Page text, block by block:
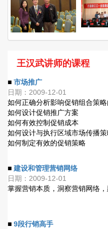
王汉武讲师的课程
■ 市场推广
日期：2009-12-01
如何正确分析影响促销组合策
如何设计促销推广方案
如何有效控制促销成本
如何设计与执行区域市场传播
如何制定有效的促销策略
■ 建设和管理营销网络
日期：2009-12-01
掌握营销本质，洞察营销网络
■ 9段行销高手